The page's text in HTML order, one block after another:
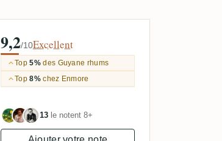
9,2/10Excellent
Top5%des Guyane rhums
Top8%chez Enmore
13 le notent 8+